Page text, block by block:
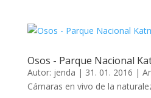
Osos - Parque Nacional
Autor: jenda | 31. 01. 2016 |
Cámaras en vivo de la